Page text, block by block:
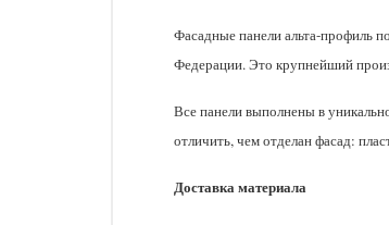
Фасадные панели альта-профиль
Федерации. Это крупнейший
Все панели выполнены в
отличить, чем отделан фасад:
Доставка материала